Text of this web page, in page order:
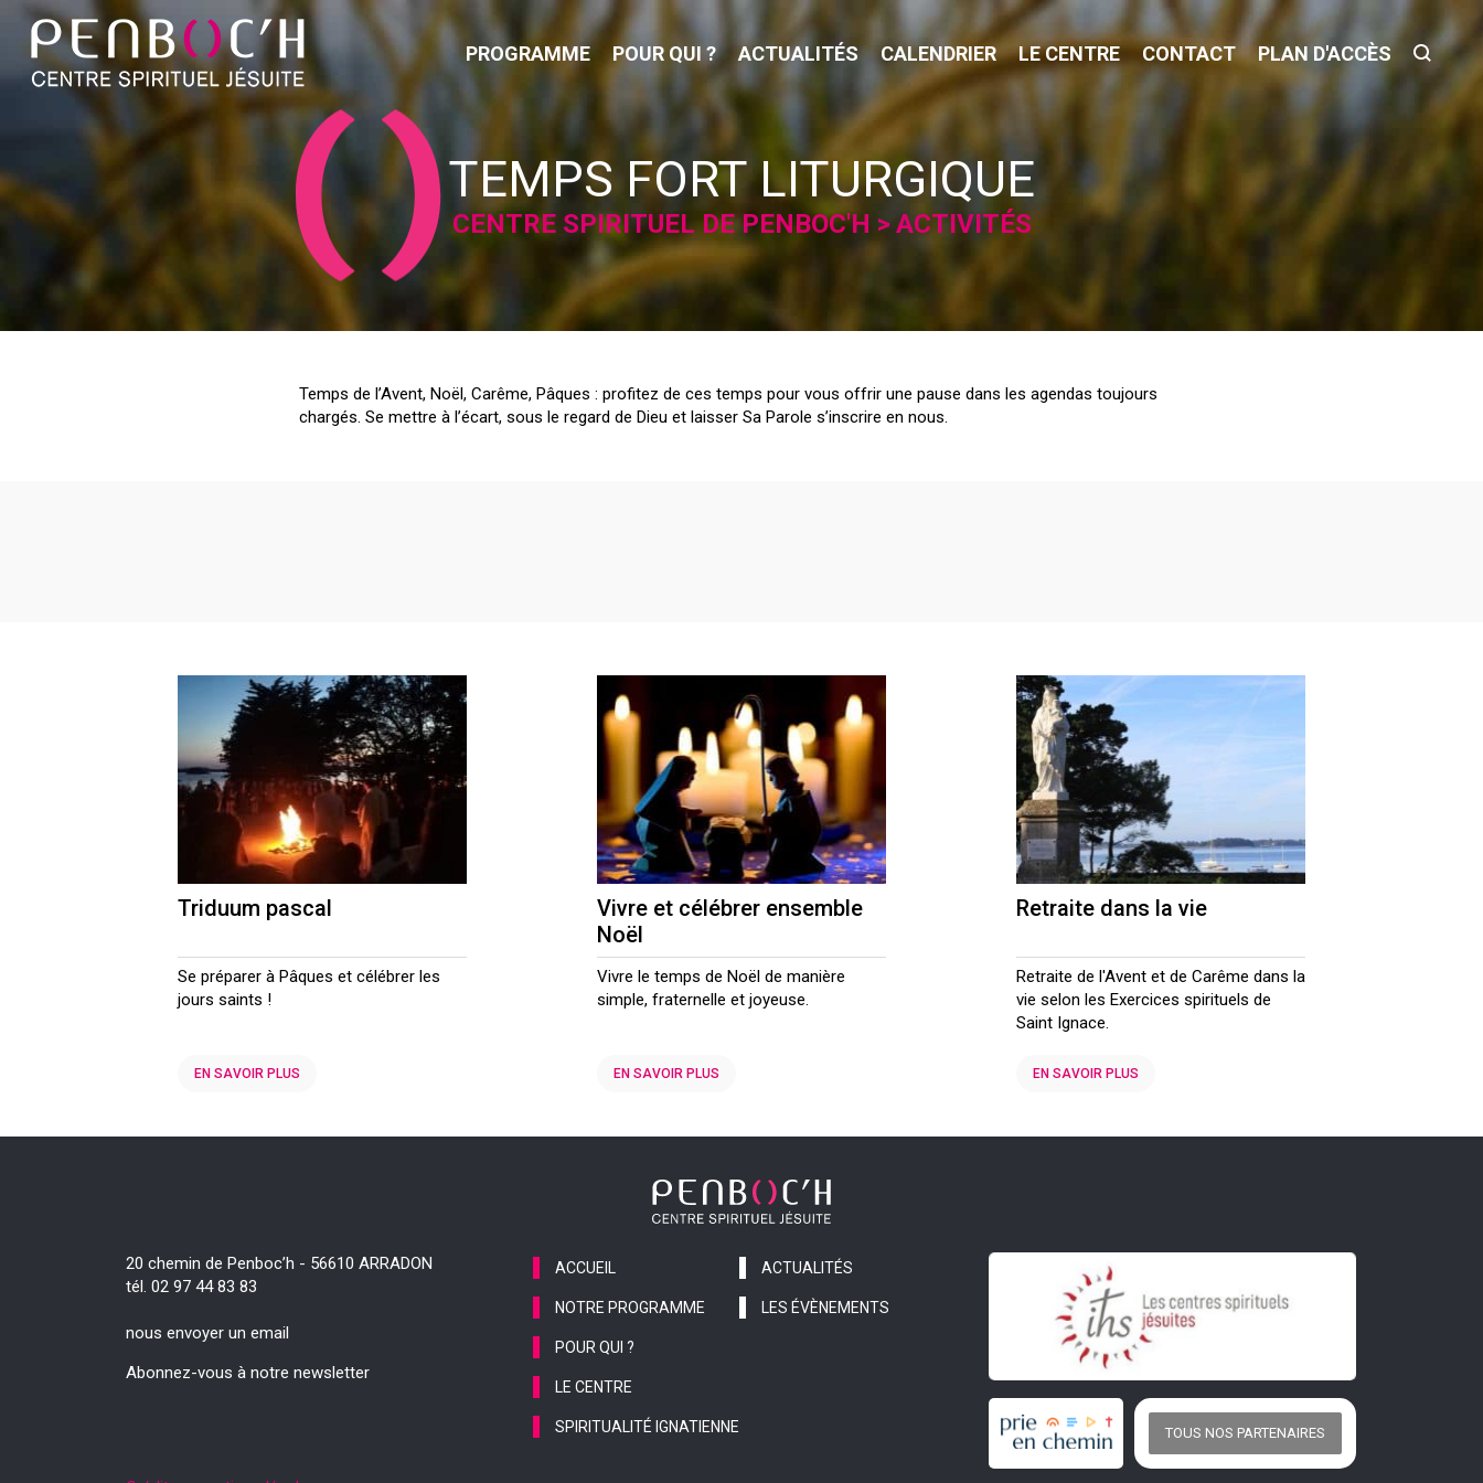
PROGRAMME POUR QUI ? ACTUALITÉS CALENDRIER LE CENTRE CONTACT PLAN D'ACCÈS
TEMPS FORT LITURGIQUE
CENTRE SPIRITUEL DE PENBOC'H ACTIVITÉS
Temps de l’Avent, Noël, Carême, Pâques : profitez de ces temps pour vous offrir une pause dans les agendas toujours
chargés. Se mettre à l’écart, sous le regard de Dieu et laisser Sa Parole s’inscrire en nous.
Triduum pascal
Se préparer à Pâques et célébrer les
jours saints !
EN SAVOIR PLUS
Vivre et célébrer ensemble
Noël
Vivre le temps de Noël de manière
simple, fraternelle et joyeuse.
EN SAVOIR PLUS
Retraite dans la vie
Retraite de l'Avent et de Carême dans la
vie selon les Exercices spirituels de
Saint Ignace.
EN SAVOIR PLUS
20 chemin de Penboc’h - 56610 ARRADON
tél. 02 97 44 83 83
nous envoyer un email
Abonnez-vous à notre newsletter
ACCUEIL
NOTRE PROGRAMME
POUR QUI ?
LE CENTRE
SPIRITUALITÉ IGNATIENNE
ACTUALITÉS
LES ÉVÈNEMENTS
TOUS NOS PARTENAIRES